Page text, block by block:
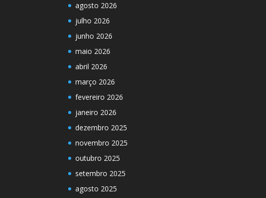
agosto 2026
julho 2026
junho 2026
maio 2026
abril 2026
março 2026
fevereiro 2026
janeiro 2026
dezembro 2025
novembro 2025
outubro 2025
setembro 2025
agosto 2025